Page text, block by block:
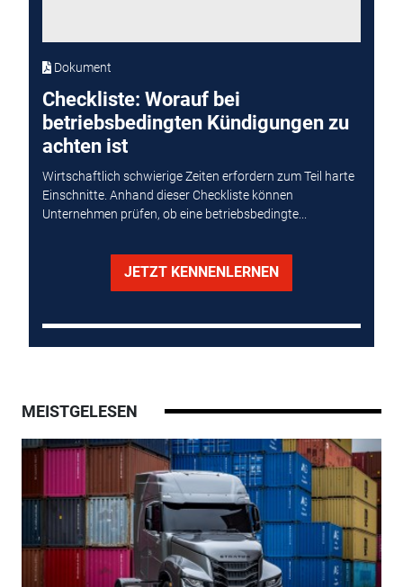
Dokument
Checkliste: Worauf bei
betriebsbedingten Kündigungen zu
achten ist
Wirtschaftlich schwierige Zeiten erfordern zum Teil harte
Einschnitte. Anhand dieser Checkliste können
Unternehmen prüfen, ob eine betriebsbedingte...
JETZT KENNENLERNEN
MEISTGELESEN